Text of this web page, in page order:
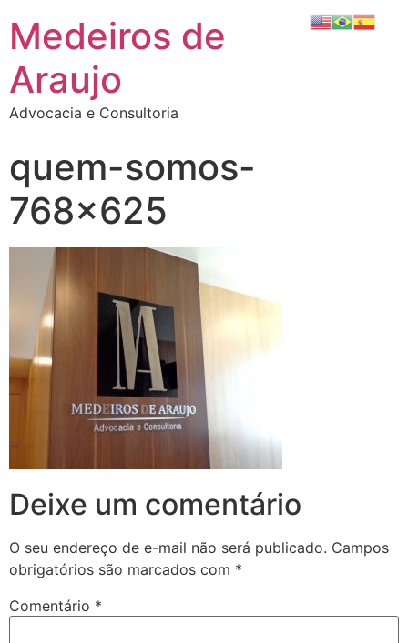
Medeiros de
Araujo
Advocacia e Consultoria
quem-somos-
768×625
Deixe um comentário
O seu endereço de e-mail não será publicado. Campos
obrigatórios são marcados com *
Comentário *